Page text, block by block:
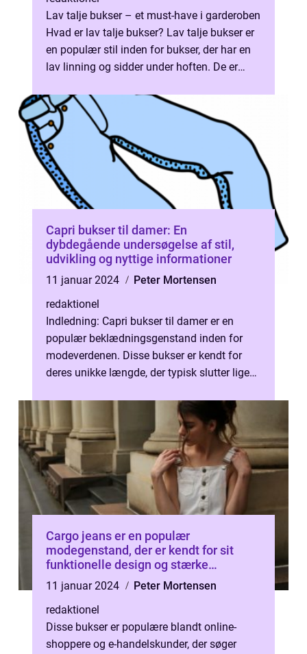
Lav talje bukser – et must-have i garderoben
Hvad er lav talje bukser? Lav talje bukser er
en populær stil inden for bukser, der har en
lav linning og sidder under hoften. De er
Capri bukser til damer: En
dybdegående undersøgelse af stil,
udvikling og nyttige informationer
11 januar 2024
Peter Mortensen
redaktionel
Indledning: Capri bukser til damer er en
populær beklædningsgenstand inden for
modeverdenen. Disse bukser er kendt for
deres unikke længde, der typisk slutter lige
Cargo jeans er en populær
modegenstand, der er kendt for sit
funktionelle design og stærke
udseende
11 januar 2024
Peter Mortensen
redaktionel
Disse bukser er populære blandt online-
shoppere og e-handelskunder, der søger